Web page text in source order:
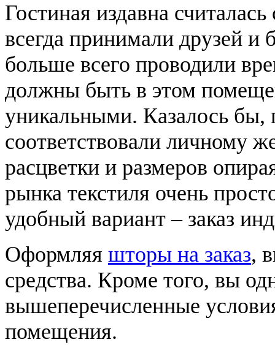
Гостиная издавна
всегда принимали друзей и
больше всего проводили
должны быть в этом
уникальными. Казалось бы,
соответствовали личному
расцветки и размеров
рынка текстиля очень
удобный вариант – заказ
Оформляя шторы на заказ,
средства. Кроме того, вы
вышеперечисленные
помещения.